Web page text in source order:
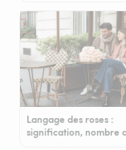
Langage des roses :
signification, nombre